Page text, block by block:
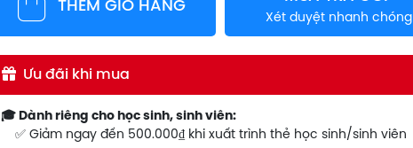
THÊM GIỎ HÀNG
Xét duyệt nhanh chóng
Ưu đãi khi mua
🎓 Dành riêng cho học sinh, sinh viên:
✅ Giảm ngay đến 500.000₫ khi xuất trình thẻ học sinh/sinh viên